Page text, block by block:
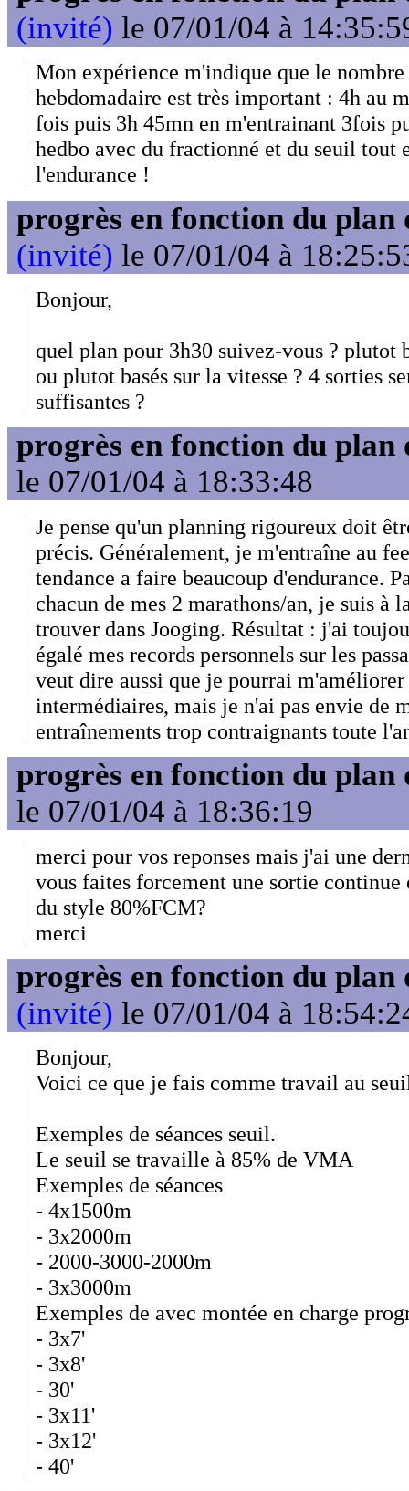
(invité) le 07/01/04 à
Mon expérience m'indique que le
hebdomadaire est très important : 4h au
fois puis 3h 45mn en m'entrainant 3fois
hedbo avec du fractionné et du seuil tout
l'endurance !
progrès en fonction du
(invité) le 07/01/04 à
Bonjour,
quel plan pour 3h30 suivez-vous ? plutot
ou plutot basés sur la vitesse ? 4 sorties
suffisantes ?
progrès en fonction du
le 07/01/04 à 18:33:48
Je pense qu'un planning rigoureux doit
précis. Généralement, je m'entraîne au
tendance a faire beaucoup d'endurance.
chacun de mes 2 marathons/an, je suis à
trouver dans Jooging. Résultat : j'ai
égalé mes records personnels sur les
veut dire aussi que je pourrai m'améliorer
intermédiaires, mais je n'ai pas envie de
entraînements trop contraignants toute
progrès en fonction du
le 07/01/04 à 18:36:19
merci pour vos reponses mais j'ai une
vous faites forcement une sortie continue
du style 80%FCM?
merci
progrès en fonction du
(invité) le 07/01/04 à
Bonjour,
Voici ce que je fais comme travail au
Exemples de séances seuil.
Le seuil se travaille à 85% de VMA
Exemples de séances
- 4x1500m
- 3x2000m
- 2000-3000-2000m
- 3x3000m
Exemples de avec montée en charge
- 3x7'
- 3x8'
- 30'
- 3x11'
- 3x12'
- 40'